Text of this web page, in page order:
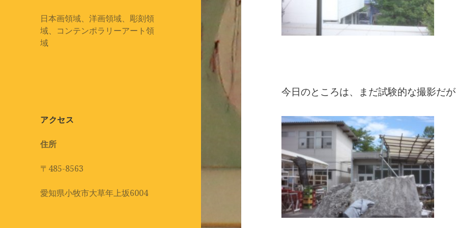
日本画領域、洋画領域、彫刻領
域、コンテンポラリーアート領
域
アクセス
住所
〒485-8563
愛知県小牧市大草年上坂6004
今日のところは、まだ試験的な撮影だ